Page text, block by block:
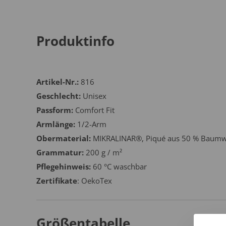
Produktinfo
Artikel-Nr.: 816
Geschlecht: Unisex
Passform: Comfort Fit
Armlänge: 1/2-Arm
Obermaterial: MIKRALINAR®, Piqué aus 50 %
Grammatur: 200 g / m²
Pflegehinweis: 60 °C waschbar
Zertifikate: OekoTex